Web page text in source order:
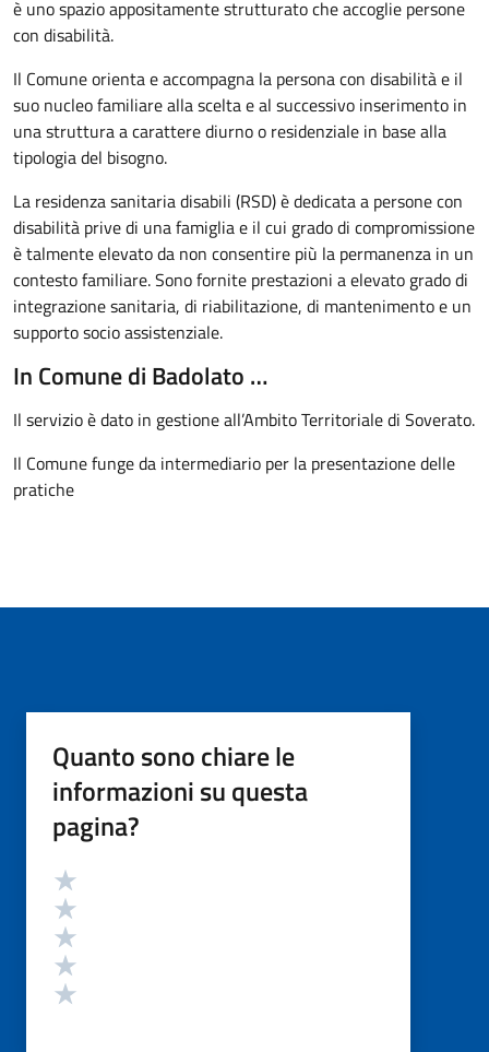
è uno spazio appositamente strutturato che accoglie persone
con disabilità.
Il Comune orienta e accompagna la persona con disabilità e il
suo nucleo familiare alla scelta e al successivo inserimento in
una struttura a carattere diurno o residenziale in base alla
tipologia del bisogno.
La residenza sanitaria disabili (RSD) è dedicata a persone con
disabilità prive di una famiglia e il cui grado di compromissione
è talmente elevato da non consentire più la permanenza in un
contesto familiare. Sono fornite prestazioni a elevato grado di
integrazione sanitaria, di riabilitazione, di mantenimento e un
supporto socio assistenziale.
In Comune di Badolato …
Il servizio è dato in gestione all’Ambito Territoriale di Soverato.
Il Comune funge da intermediario per la presentazione delle
pratiche
Quanto sono chiare le
informazioni su questa
pagina?
Valutazione